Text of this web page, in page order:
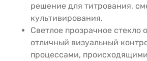
решение для титрования,
культивирования.
Светлое прозрачное стекло
отличный визуальный
процессами,